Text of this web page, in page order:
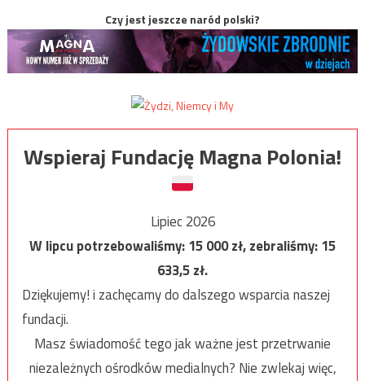
Czy jest jeszcze naród polski?
Wspieraj Fundację Magna Polonia!
Lipiec 2026
W lipcu potrzebowaliśmy:15 000zł, zebraliśmy:15
633,5zł.
Dziękujemy! i zachęcamy do dalszego wsparcia naszej
fundacji.
Masz świadomość tego jak ważne jest przetrwanie
niezależnych ośrodków medialnych? Nie zwlekaj więc,